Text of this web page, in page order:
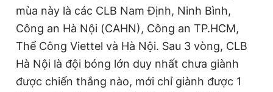
mùa này là các CLB Nam Định, Ninh Bình,
Công an Hà Nội (CAHN), Công an TP.HCM,
Thể Công Viettel và Hà Nội. Sau 3 vòng, CLB
Hà Nội là đội bóng lớn duy nhất chưa giành
được chiến thắng nào, mới chỉ giành được 1